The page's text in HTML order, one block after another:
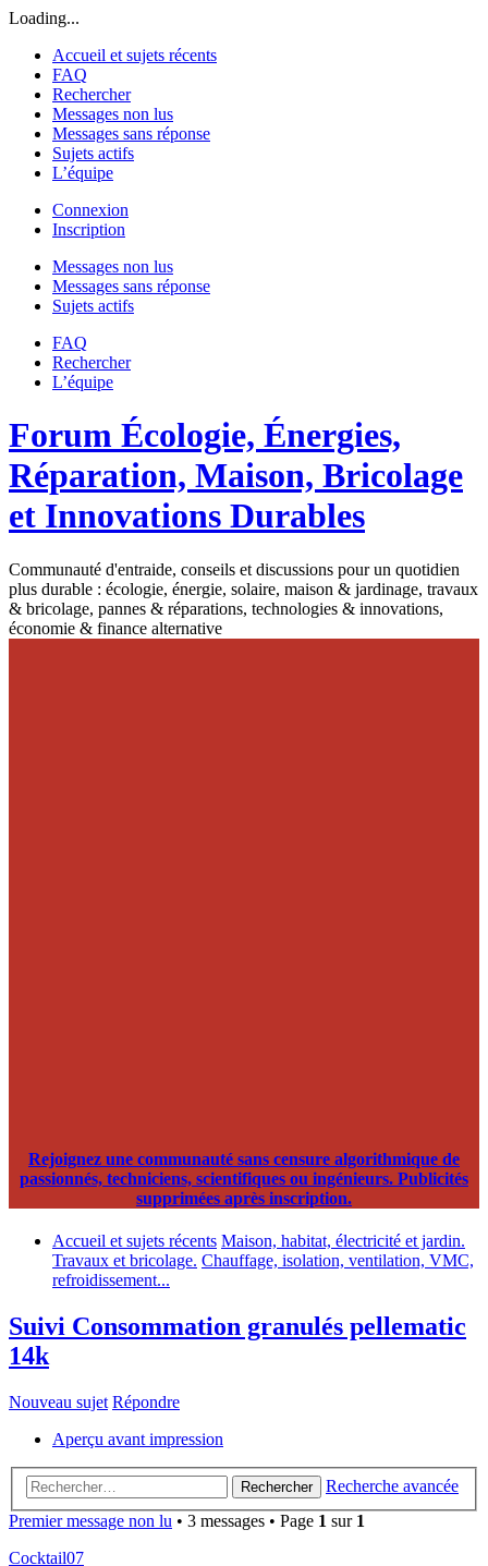
Loading...
Accueil et sujets récents
FAQ
Rechercher
Messages non lus
Messages sans réponse
Sujets actifs
L’équipe
Connexion
Inscription
Messages non lus
Messages sans réponse
Sujets actifs
FAQ
Rechercher
L’équipe
Forum Écologie, Énergies,
Réparation, Maison, Bricolage
et Innovations Durables
Communauté d'entraide, conseils et discussions pour un quotidien
plus durable : écologie, énergie, solaire, maison & jardinage, travaux
& bricolage, pannes & réparations, technologies & innovations,
économie & finance alternative
Rejoignez une communauté sans censure algorithmique de
passionnés, techniciens, scientifiques ou ingénieurs. Publicités
supprimées après inscription.
Accueil et sujets récents Maison, habitat, électricité et jardin.
Travaux et bricolage. Chauffage, isolation, ventilation, VMC,
refroidissement...
Suivi Consommation granulés pellematic
14k
Nouveau sujet Répondre
Aperçu avant impression
Rechercher
Recherche avancée
Premier message non lu • 3 messages • Page 1 sur 1
Cocktail07